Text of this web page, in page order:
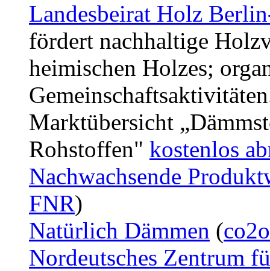
Landesbeirat Holz
fördert nachhaltige
heimischen Holzes;
Marktübersicht
Rohstoffen" kostenlos
Nachwachsende
FNR)
Natürlich Dämmen (
Nordeutsches Zentrum